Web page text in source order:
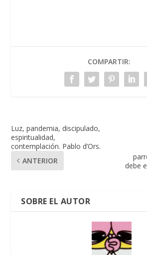
COMPARTIR:
Luz, pandemia, discipulado,
espiritualidad,
contemplación. Pablo d’Ors.
ANTERIOR
debe
SOBRE EL AUTOR